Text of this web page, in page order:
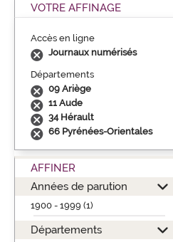
VOTRE AFFINAGE
Accès en ligne
Journaux numérisés
Départements
09 Ariège
11 Aude
34 Hérault
66 Pyrénées-Orientales
AFFINER
Années de parution
1900 - 1999 (1)
Départements